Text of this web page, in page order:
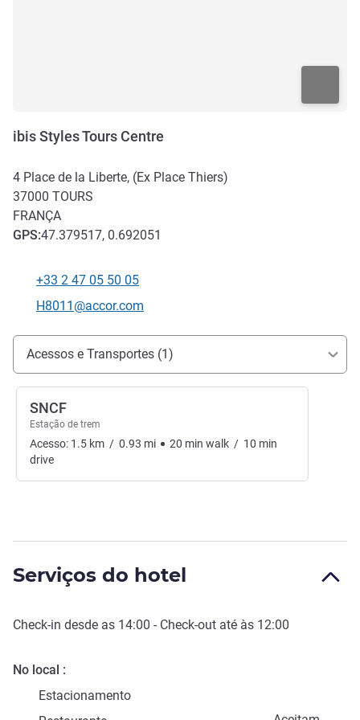
ibis Styles Tours Centre
4 Place de la Liberte, (Ex Place Thiers)
37000 TOURS
FRANÇA
GPS:47.379517, 0.692051
Telefone
+33 2 47 05 50 05
E-mail de contacto
H8011@accor.com
Acesso e transporte
Acessos e Transportes (1)
SNCF
Estação de trem
Acesso: 1.5 km / 0.93 mi 20 min walk / 10 min
drive
Serviços do hotel
Check-in desde as 14:00 - Check-out até às 12:00
No local
Estacionamento